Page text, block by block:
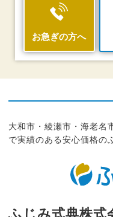
お急ぎの方へ
大和市・綾瀬市・海老名
で実績のある安心価格の